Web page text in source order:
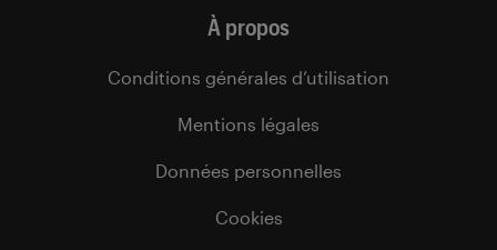
À propos
Conditions générales d’utilisation
Mentions légales
Données personnelles
Cookies